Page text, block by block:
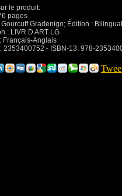
le produit:
pages
Gourcuff Gradenigo; Édition :
: LIVR D ART LG
Français-Anglais
2353400752 - ISBN-13: 978-